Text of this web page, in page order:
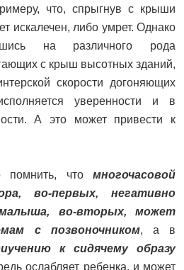
что, спрыгнув с крыши
искалечен, либо умрет. Однако
на различного рода
с крыш высотных зданий,
скорости догоняющих
уверенности и в
А это может привести к
помнить, что многочасовой
во-первых, негативно
во-вторых, может
с позвоночником, а в
к сидячему образу
ослабляет ребенка, и может